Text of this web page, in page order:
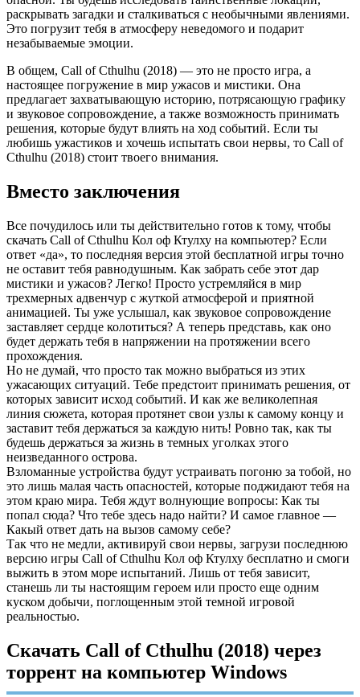
раскрывать загадки и сталкиваться с необычными явлениями.
Это погрузит тебя в атмосферу неведомого и подарит
незабываемые эмоции.
В общем, Call of Cthulhu (2018) — это не просто игра, а
настоящее погружение в мир ужасов и мистики. Она
предлагает захватывающую историю, потрясающую графику
и звуковое сопровождение, а также возможность принимать
решения, которые будут влиять на ход событий. Если ты
любишь ужастиков и хочешь испытать свои нервы, то Call of
Cthulhu (2018) стоит твоего внимания.
Вместо заключения
Все почудилось или ты действительно готов к тому, чтобы
скачать Call of Cthulhu Кол оф Ктулху на компьютер? Если
ответ «да», то последняя версия этой бесплатной игры точно
не оставит тебя равнодушным. Как забрать себе этот дар
мистики и ужасов? Легко! Просто устремляйся в мир
трехмерных адвенчур с жуткой атмосферой и приятной
анимацией. Ты уже услышал, как звуковое сопровождение
заставляет сердце колотиться? А теперь представь, как оно
будет держать тебя в напряжении на протяжении всего
прохождения.
Но не думай, что просто так можно выбраться из этих
ужасающих ситуаций. Тебе предстоит принимать решения, от
которых зависит исход событий. И как же великолепная
линия сюжета, которая протянет свои узлы к самому концу и
заставит тебя держаться за каждую нить! Ровно так, как ты
будешь держаться за жизнь в темных уголках этого
неизведанного острова.
Взломанные устройства будут устраивать погоню за тобой, но
это лишь малая часть опасностей, которые поджидают тебя на
этом краю мира. Тебя ждут волнующие вопросы: Как ты
попал сюда? Что тебе здесь надо найти? И самое главное —
Какый ответ дать на вызов самому себе?
Так что не медли, активируй свои нервы, загрузи последнюю
версию игры Call of Cthulhu Кол оф Ктулху бесплатно и смоги
выжить в этом море испытаний. Лишь от тебя зависит,
станешь ли ты настоящим героем или просто еще одним
куском добычи, поглощенным этой темной игровой
реальностью.
Скачать Call of Cthulhu (2018) через
торрент на компьютер Windows